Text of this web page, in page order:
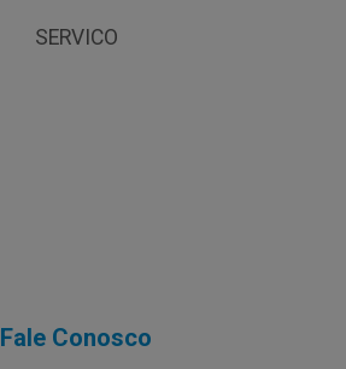
SERVICO
Fale Conosco